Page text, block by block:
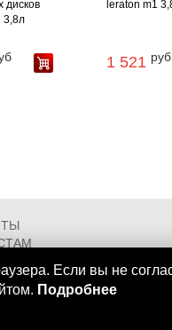
дисков
3,8л
leraton m1
1 521 руб
Если вы не
Подробнее